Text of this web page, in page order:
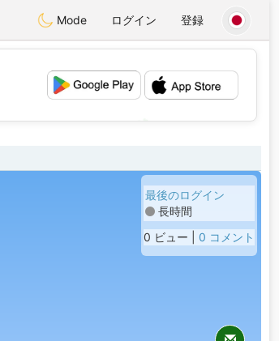
Mode ログイン 登録
💕
最後のログイン
長時間
0 ビュー | 0 コメント